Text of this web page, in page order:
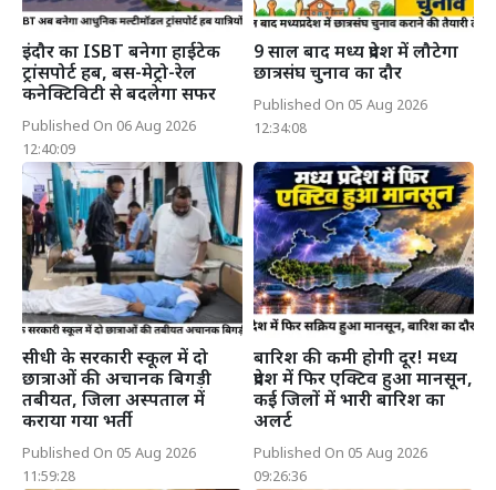
इंदौर का ISBT बनेगा हाईटेक
ट्रांसपोर्ट हब, बस-मेट्रो-रेल
कनेक्टिविटी से बदलेगा सफर
Published On 06 Aug 2026
12:40:09
9 साल बाद मध्य प्रदेश में लौटेगा
छात्रसंघ चुनाव का दौर
Published On 05 Aug 2026
12:34:08
सीधी के सरकारी स्कूल में दो
छात्राओं की अचानक बिगड़ी
तबीयत, जिला अस्पताल में
कराया गया भर्ती
Published On 05 Aug 2026
11:59:28
बारिश की कमी होगी दूर! मध्य
प्रदेश में फिर एक्टिव हुआ मानसून,
कई जिलों में भारी बारिश का
अलर्ट
Published On 05 Aug 2026
09:26:36